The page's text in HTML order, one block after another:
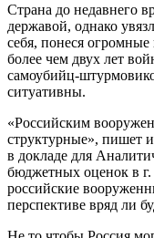
Страна до недавнего
державой, однако
себя, понеся
более чем двух лет
самоубийц-
ситуативны.
«Российским
структурные», пишет
в докладе для
бюджетных оценок в
российские
перспективе вряд ли